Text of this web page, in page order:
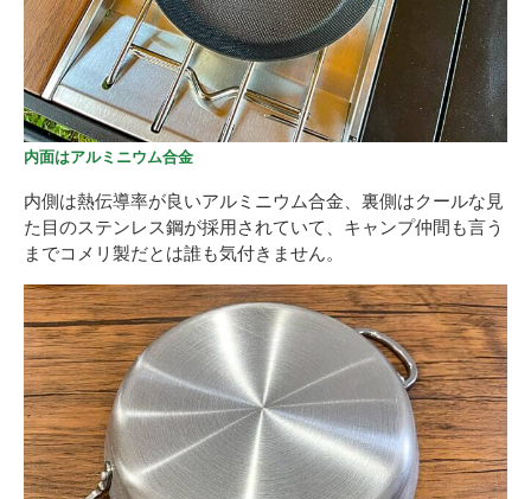
内面はアルミニウム合金
内側は熱伝導率が良いアルミニウム合金、裏側はクールな見
た目のステンレス鋼が採用されていて、キャンプ仲間も言う
までコメリ製だとは誰も気付きません。